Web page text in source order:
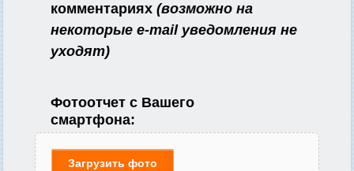
комментариях (возможно на
некоторые e-mail уведомления не
уходят)
Фотоотчет с Вашего
смартфона:
Загрузить фото